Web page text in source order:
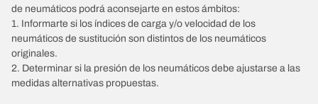
de neumáticos podrá aconsejarte en estos ámbitos:
1. Informarte si los índices de carga y/o velocidad de los
neumáticos de sustitución son distintos de los neumáticos
originales.
2. Determinar si la presión de los neumáticos debe ajustarse a las
medidas alternativas propuestas.